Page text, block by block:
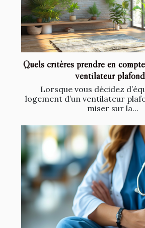
Quels critères prendre en
ventilateur
Lorsque vous décidez
logement d’un ventilateur
miser sur la...